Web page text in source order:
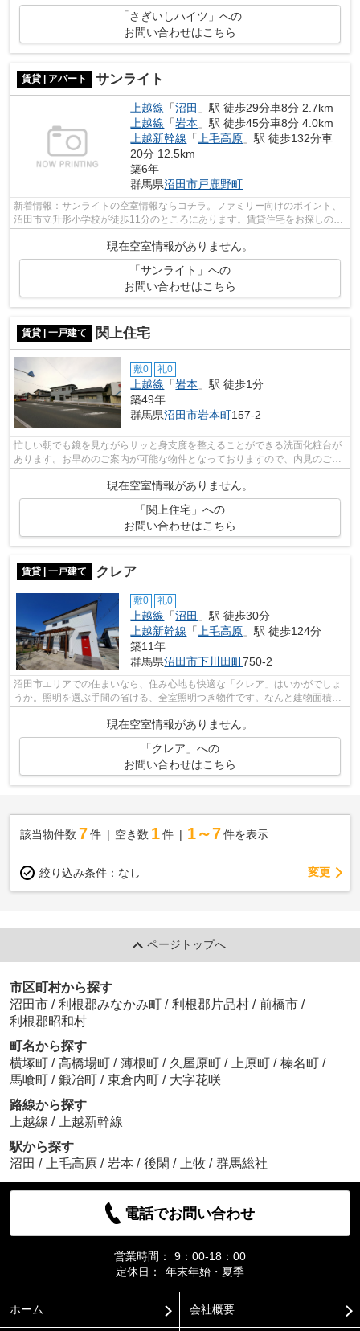
「さぎいしハイツ」への
お問い合わせはこちら
賃貸 | アパート サンライト
上越線 「沼田 」駅 徒歩29分車8分 2.7km
上越線 「岩本 」駅 徒歩45分車8分 4.0km
上越新幹線 「 上毛高原 」駅 徒歩132分車
20分 12.5km
築6年
群馬県沼田市戸鹿野町
新着情報：サンライトの空室情報ならコチラ。ファミリー向けのポイント、
沼田市立升形小学校が徒歩11分のところにあります。賃貸住宅をお探しの方
現在空室情報がありません。
「サンライト」への
お問い合わせはこちら
賃貸 | 一戸建て 関上住宅
敷0 礼0
上越線 「岩本 」駅 徒歩1分
築49年
群馬県沼田市岩本町157-2
忙しい朝でも鏡を見ながらサッと身支度を整えることができる洗面化粧台が
あります。お早めのご案内が可能な物件となっておりますので、内見のご予
約お待ちしております。暑い日でも寒...
現在空室情報がありません。
「関上住宅」への
お問い合わせはこちら
賃貸 | 一戸建て クレア
敷0 礼0
上越線 「沼田 」駅 徒歩30分
上越新幹線 「上毛高原 」駅 徒歩124分
築11年
群馬県沼田市下川田町750-2
沼田市エリアでの住まいなら、住み心地も快適な「クレア」はいかがでしょ
うか。照明を選ぶ手間の省ける、全室照明つき物件です。なんと建物面積が
現在空室情報がありません。
「クレア」への
お問い合わせはこちら
該当物件数 7件 空き数 1 件 1～7 件を表示
絞り込み条件： なし 変更
ページトップへ
市区町村から探す
沼田市 / 利根郡みなかみ町 / 利根郡片品村 / 前橋市 /
利根郡昭和村
町名から探す
横塚町 / 高橋場町 / 薄根町 / 久屋原町 / 上原町 / 榛名町 /
馬喰町 / 鍛冶町 / 東倉内町 / 大字花咲
路線から探す
上越線 /
上越新幹線
駅から探す
沼田 / 上毛高原 / 岩本 / 後閑 / 上牧 / 群馬総社
電話でお問い合わせ
営業時間：
9：00-18：00
定休日：
年末年始・夏季
ホーム 会社概要